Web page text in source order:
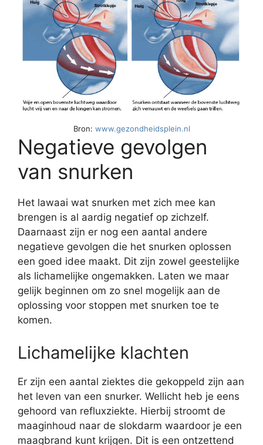
Bron: www.gezondheidsplein.nl
Negatieve gevolgen
van snurken
Het lawaai wat snurken met zich mee kan
brengen is al aardig negatief op zichzelf.
Daarnaast zijn er nog een aantal andere
negatieve gevolgen die het snurken oplossen
een goed idee maakt. Dit zijn zowel geestelijke
als lichamelijke ongemakken. Laten we maar
gelijk beginnen om zo snel mogelijk aan de
oplossing voor stoppen met snurken toe te
komen.
Lichamelijke klachten
Er zijn een aantal ziektes die gekoppeld zijn aan
het leven van een snurker. Wellicht heb je eens
gehoord van refluxziekte. Hierbij stroomt de
maaginhoud naar de slokdarm waardoor je een
maagbrand kunt krijgen. Dit is een ontzettend